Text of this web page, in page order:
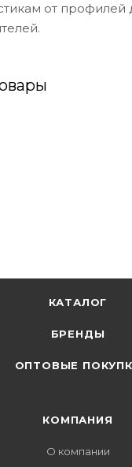
от профилей
КАТАЛОГ
БРЕНДЫ
ОПТОВЫЕ
КОМПАНИЯ
О компании